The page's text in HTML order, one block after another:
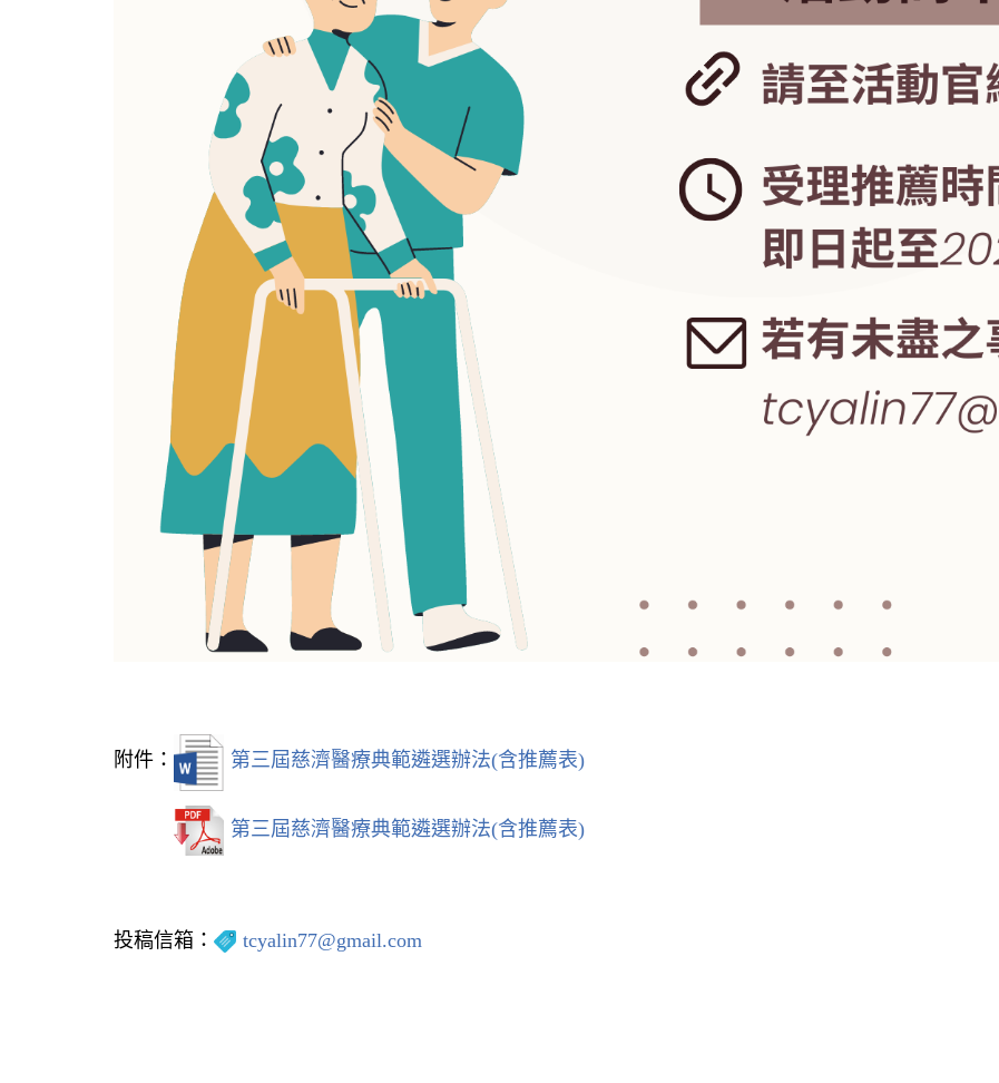
附件： 第三屆慈濟醫療典範遴選辦法(含推薦表)
第三屆慈濟醫療典範遴選辦法(含推薦表)
投稿信箱： tcyalin77@gmail.com